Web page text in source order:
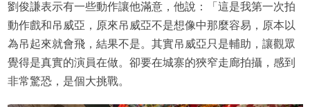
劉俊謙表示有一些動作讓他滿意，他說：「這是我第一次拍
動作戲和吊威亞，原來吊威亞不是想像中那麼容易，原本以
為吊起來就會飛，結果不是。其實吊威亞只是輔助，讓觀眾
覺得是真實的演員在做。卻要在城寨的狹窄走廊拍攝，感到
非常驚恐，是個大挑戰。